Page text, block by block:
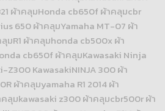
ผ้าคลุมHonda cb650f ผ้าคลุมcbr
650 ผ้าคลุมYamaha MT-07 ผ้า
มR1 ผ้าคลุมhonda cb500x ผ้า
cb650f ผ้าคลุมKawasaki Ninja
Z300 KawasakiNINJA 300 ผ้า
ผ้าคลุมyamaha R1 2014 ผ้า
ลุมkawasaki z300 ผ้าคลุมcbr500r ผ้า